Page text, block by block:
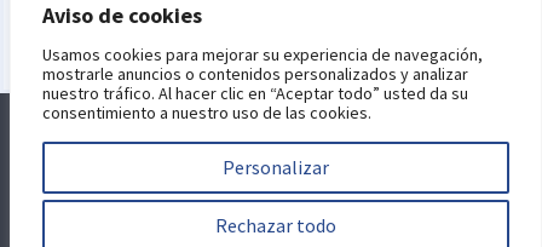
Aviso de cookies
Usamos cookies para mejorar su experiencia de navegación,
mostrarle anuncios o contenidos personalizados y analizar
nuestro tráfico. Al hacer clic en “Aceptar todo” usted da su
consentimiento a nuestro uso de las cookies.
Personalizar
Rechazar todo
Alquiler de consultas Blog Aviso Legal
Política de Privacidad
Política de Cookies
Este sitio está protegido por reCAPTCHA y se aplican la
privacidadytérminos del serviciode Google.Desarrollo web por